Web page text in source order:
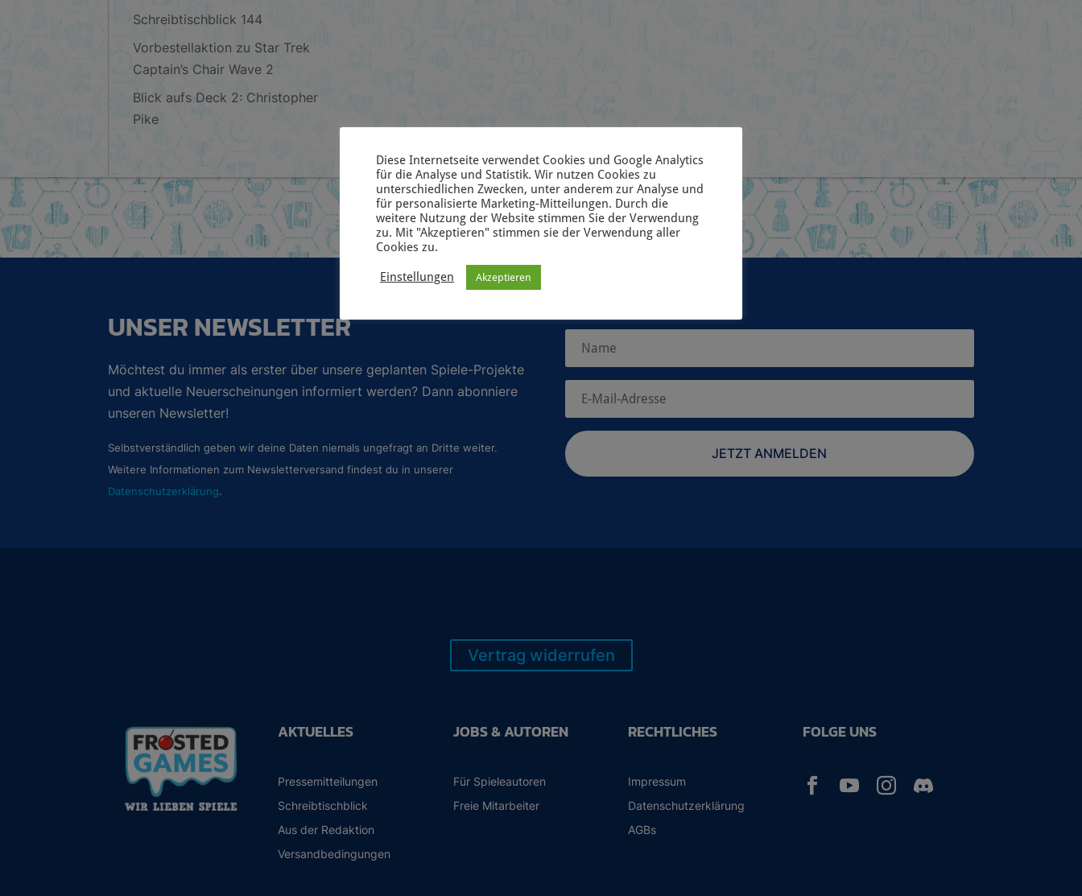
Schreibtischblick 144
Vorbestellaktion zu Star Trek
Captain’s Chair Wave 2
Blick aufs Deck 2: Christopher
Pike
UNSER NEWSLETTER
Möchtest du immer als erster über unsere geplanten Spiele-Projekte
und aktuelle Neuerscheinungen informiert werden? Dann abonniere
unseren Newsletter!
Selbstverständlich geben wir deine Daten niemals ungefragt an Dritte weiter.
Weitere Informationen zum Newsletterversand findest du in unserer
Datenschutzerklärung.
JETZT ANMELDEN
Vertrag widerrufen
AKTUELLES
Pressemitteilungen
Schreibtischblick
Aus der Redaktion
Versandbedingungen
JOBS & AUTOREN
Für Spieleautoren
Freie Mitarbeiter
RECHTLICHES
Impressum
Datenschutzerklärung
AGBs
FOLGE UNS
  
Diese Internetseite verwendet Cookies und Google Analytics
für die Analyse und Statistik. Wir nutzen Cookies zu
unterschiedlichen Zwecken, unter anderem zur Analyse und
für personalisierte Marketing-Mitteilungen. Durch die
weitere Nutzung der Website stimmen Sie der Verwendung
zu. Mit "Akzeptieren" stimmen sie der Verwendung aller
Cookies zu.
Einstellungen Akzeptieren